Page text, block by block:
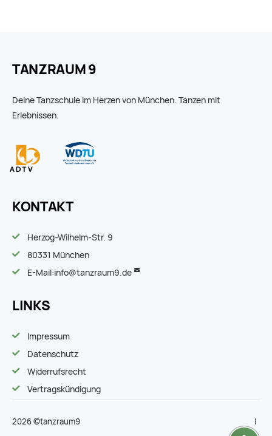
TANZRAUM 9
Deine Tanzschule im Herzen von München. Tanzen mit
Erlebnissen.
KONTAKT
Herzog-Wilhelm-Str. 9
80331 München
E-Mail:info@tanzraum9.de
LINKS
Impressum
Datenschutz
Widerrufsrecht
Vertragskündigung
2026 ©tanzraum9
|